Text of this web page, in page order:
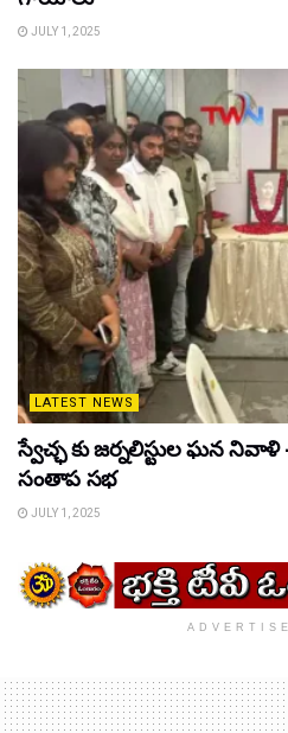
JULY 1, 2025
LATEST NEWS
స్వేచ్ఛ కు జర్నలిస్టుల ఘన
సంతాప సభ
JULY 1, 2025